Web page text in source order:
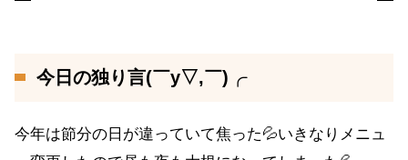
今日の独り言(￣y▽,￣)╭
今年は節分の日が違っていて焦った💦いきなりメニュ